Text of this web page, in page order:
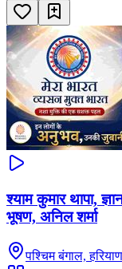
श्याम कुमार थापा,
भूषण, अनिल शर्मा
पश्चिम बंगाल,